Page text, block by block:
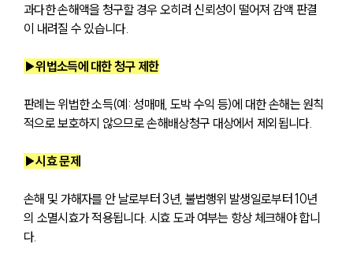
과다한 손해액을 청구할 경우 오히려 신뢰성이 떨어져 감액 판결
이 내려질 수 있습니다.
▶위법소득에 대한 청구 제한
판례는 위법한 소득(예: 성매매, 도박 수익 등)에 대한 손해는 원칙
적으로 보호하지 않으므로 손해배상청구 대상에서 제외됩니다.
▶시효 문제
손해 및 가해자를 안 날로부터 3년, 불법행위 발생일로부터 10년
의 소멸시효가 적용됩니다. 시효 도과 여부는 항상 체크해야 합니
다.